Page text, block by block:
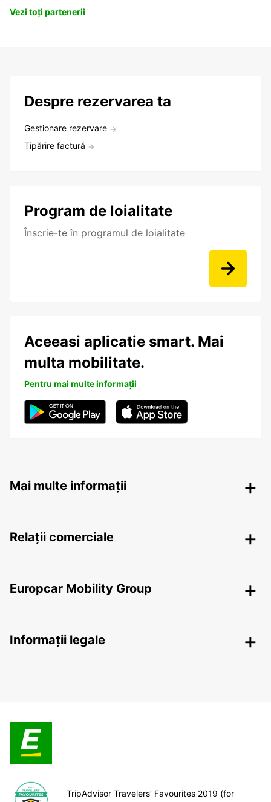
Vezi toți partenerii
Despre rezervarea ta
Gestionare rezervare
Tipărire factură
Program de loialitate
Înscrie-te în programul de loialitate
Aceeasi aplicatie smart. Mai
multa mobilitate.
Pentru mai multe informații
Mai multe informații
Relații comerciale
Europcar Mobility Group
Informații legale
TripAdvisor Travelers’ Favourites 2019 (for